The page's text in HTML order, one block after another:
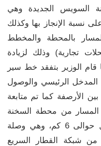
السويس الجديدة وهي
نسبة الإنجاز بها وكذلك
بالمحطة والمخطط
تجارية) وذلك لزيادة
قام الوزير بتفقد خط سير
الرئيسي والوصول
الأرصفة كما تم متابعة
من محطة السخنة
وحتى ميناء العين السخنة بطول حوالى 6 كم، وهي وصلة
شبكة القطار السريع